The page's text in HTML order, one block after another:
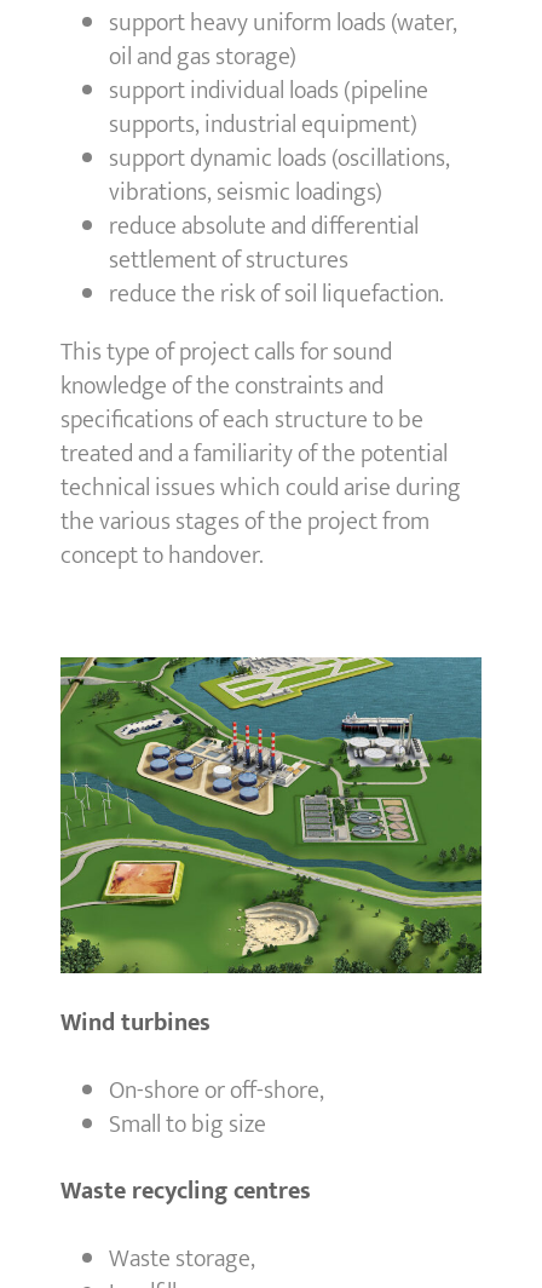
support heavy uniform loads (water,
oil and gas storage)
support individual loads (pipeline
supports, industrial equipment)
support dynamic loads (oscillations,
vibrations, seismic loadings)
reduce absolute and differential
settlement of structures
reduce the risk of soil liquefaction.
This type of project calls for sound
knowledge of the constraints and
specifications of each structure to be
treated and a familiarity of the potential
technical issues which could arise during
the various stages of the project from
concept to handover.
Wind turbines
On-shore or off-shore,
Small to big size
Waste recycling centres
Waste storage,